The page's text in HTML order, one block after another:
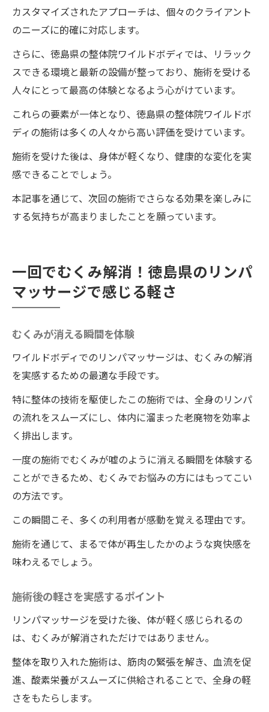
カスタマイズされたアプローチは、個々のクライアント
のニーズに的確に対応します。
さらに、徳島県の整体院ワイルドボディでは、リラック
スできる環境と最新の設備が整っており、施術を受ける
人々にとって最高の体験となるよう心がけています。
これらの要素が一体となり、徳島県の整体院ワイルドボ
ディの施術は多くの人々から高い評価を受けています。
施術を受けた後は、身体が軽くなり、健康的な変化を実
感できることでしょう。
本記事を通じて、次回の施術でさらなる効果を楽しみに
する気持ちが高まりましたことを願っています。
一回でむくみ解消！徳島県のリンパ
マッサージで感じる軽さ
むくみが消える瞬間を体験
ワイルドボディでのリンパマッサージは、むくみの解消
を実感するための最適な手段です。
特に整体の技術を駆使したこの施術では、全身のリンパ
の流れをスムーズにし、体内に溜まった老廃物を効率よ
く排出します。
一度の施術でむくみが嘘のように消える瞬間を体験する
ことができるため、むくみでお悩みの方にはもってこい
の方法です。
この瞬間こそ、多くの利用者が感動を覚える理由です。
施術を通じて、まるで体が再生したかのような爽快感を
味わえるでしょう。
施術後の軽さを実感するポイント
リンパマッサージを受けた後、体が軽く感じられるの
は、むくみが解消されただけではありません。
整体を取り入れた施術は、筋肉の緊張を解き、血流を促
進、酸素栄養がスムーズに供給されることで、全身の軽
さをもたらします。